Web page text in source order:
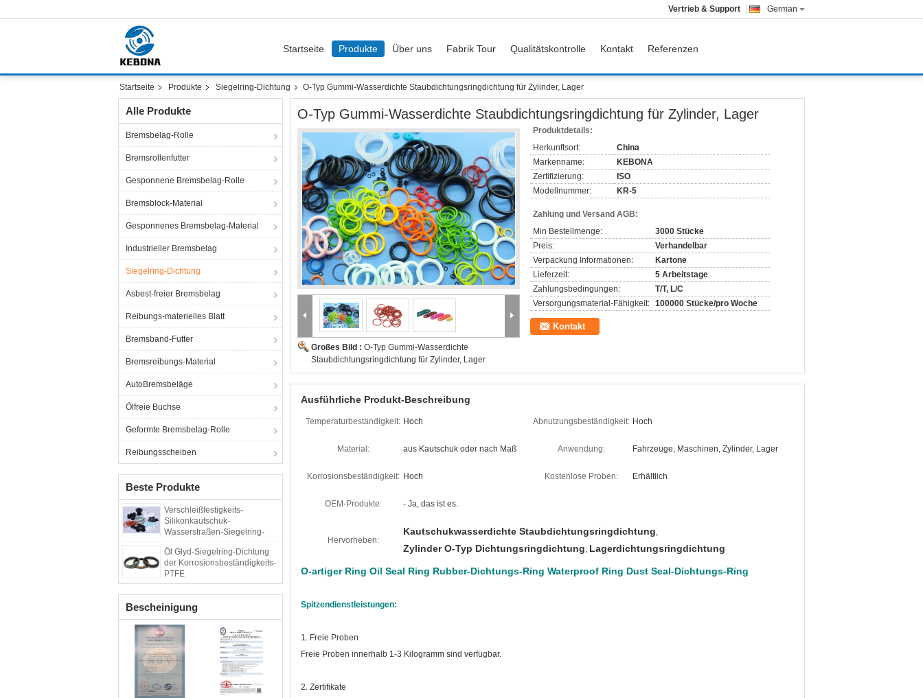
German
Vertrieb & Support
Startseite Produkte Über uns Fabrik Tour Qualitätskontrolle Kontakt Referenzen
Startseite Produkte Siegelring-Dichtung O-Typ Gummi-Wasserdichte Staubdichtungsringdichtung für Zylinder, Lager
Alle Produkte
Bremsbelag-Rolle
Bremsrollenfutter
Gesponnene Bremsbelag-Rolle
Bremsblock-Material
Gesponnenes Bremsbelag-Material
Industrieller Bremsbelag
Siegelring-Dichtung
Asbest-freier Bremsbelag
Reibungs-materielles Blatt
Bremsband-Futter
Bremsreibungs-Material
AutoBremsbeläge
Ölfreie Buchse
Geformte Bremsbelag-Rolle
Reibungsscheiben
Beste Produkte
Verschleißfestigkeits-
Silikonkautschuk-
Wasserstraßen-Siegelring-
Öl Glyd-Siegelring-Dichtung
der Korrosionsbeständigkeits-
PTFE
Bescheinigung
O-Typ Gummi-Wasserdichte Staubdichtungsringdichtung für Zylinder, Lager
Großes Bild : O-Typ Gummi-Wasserdichte
Staubdichtungsringdichtung für Zylinder, Lager
Produktdetails:
Herkunftsort:
China
Markenname:
KEBONA
Zertifizierung:
ISO
Modellnummer:
KR-5
Zahlung und Versand AGB:
Min Bestellmenge:
3000 Stücke
Preis:
Verhandelbar
Verpackung Informationen:
Kartone
Lieferzeit:
5 Arbeitstage
Zahlungsbedingungen:
T/T, L/C
Versorgungsmaterial-Fähigkeit: 100000 Stücke/pro Woche
Kontakt
Ausführliche Produkt-Beschreibung
Temperaturbeständigkeit: Hoch Abnutzungsbeständigkeit: Hoch
Material: aus Kautschuk oder nach Maß Anwendung: Fahrzeuge, Maschinen, Zylinder, Lager
Korrosionsbeständigkeit: Hoch Kostenlose Proben: Erhältlich
OEM-Produkte: - Ja, das ist es.
Hervorheben:
Kautschukwasserdichte Staubdichtungsringdichtung,
Zylinder O-Typ Dichtungsringdichtung, Lagerdichtungsringdichtung
O-artiger Ring Oil Seal Ring Rubber-Dichtungs-Ring Waterproof Ring Dust Seal-Dichtungs-Ring
Spitzendienstleistungen:
1. Freie Proben
Freie Proben innerhalb 1-3 Kilogramm sind verfügbar.
2. Zertifikate